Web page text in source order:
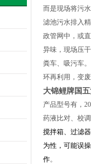
而是现场将污
滤池污水排入
政管网中，或
异味，现场压
粪车、吸污车
环再利用，变
大锦鲤牌国
产品型号有，
药液比对、校
搅拌箱、过滤
为性，可能误
作。